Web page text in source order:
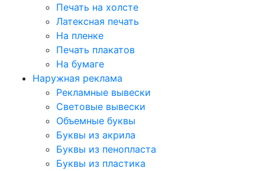
Печать на холсте
Латексная печать
На пленке
Печать плакатов
На бумаге
Наружная реклама
Рекламные вывески
Световые вывески
Объемные буквы
Буквы из акрила
Буквы из пенопласта
Буквы из пластика